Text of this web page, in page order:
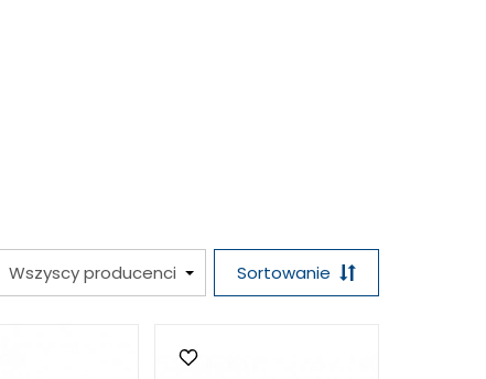
Sortowanie